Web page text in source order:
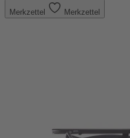
Merkzettel Merkzettel